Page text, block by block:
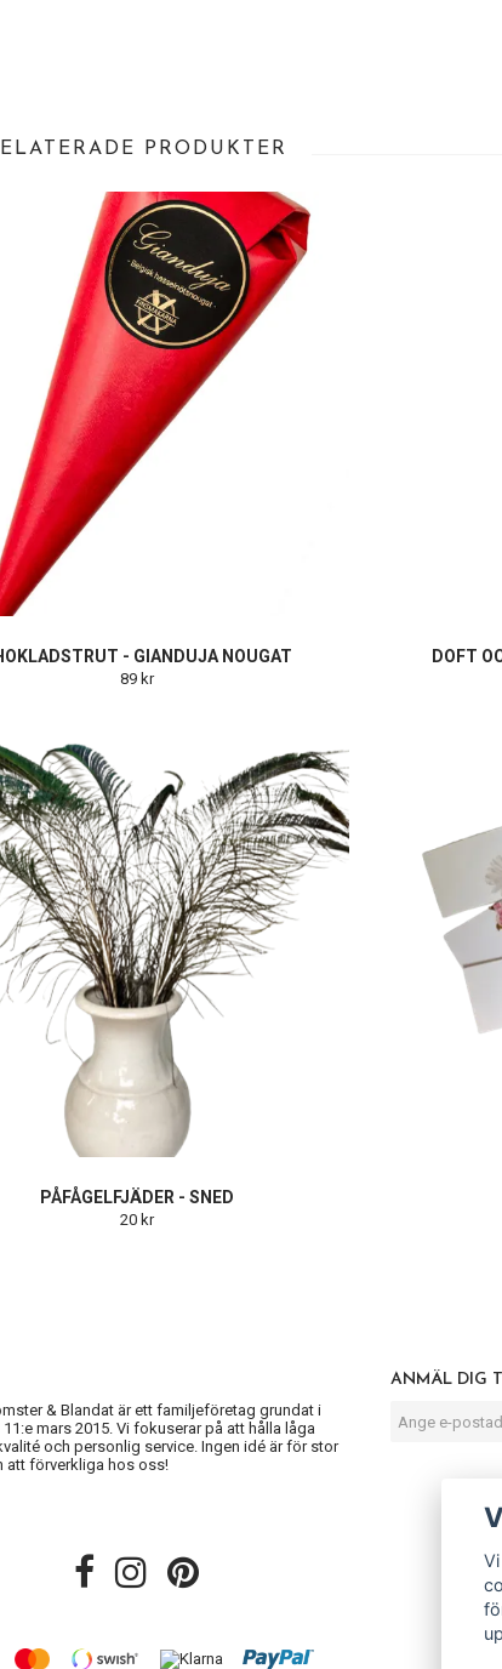
PRODUKTER
- GIANDUJA NOUGAT
89 kr
DOFT
PÅFÅGELFJÄDER - SNED
20 kr
& Blandat är ett familjeföretag grundat i
mars 2015. Vi fokuserar på att hålla låga
och personlig service. Ingen idé är för stor
att förverkliga hos oss!
ANMÄL DIG